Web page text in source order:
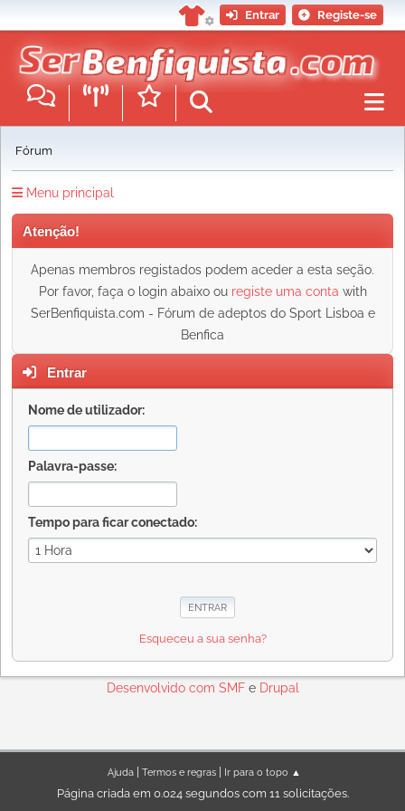
Entrar Registe-se
Fórum
Menu principal
Atenção!
Apenas membros registados podem aceder a esta seção.
Por favor, faça o login abaixo ou registe uma conta with
SerBenfiquista.com - Fórum de adeptos do Sport Lisboa e
Benfica
Entrar
Nome de utilizador:
Palavra-passe:
Tempo para ficar conectado:
Esqueceu a sua senha?
Desenvolvido com SMFe Drupal
Ajuda| Termos e regras| Ir para o topo ▲
Página criada em 0.024 segundos com 11 solicitações.